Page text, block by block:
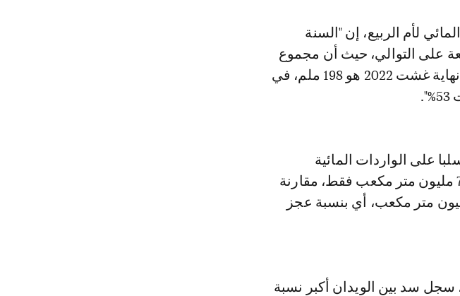
لأم الربيع، إن "السنة
الجافة الرابعة على التوالي، حيث أن مجموع
التساقطات المسجلة بحوض أم الربيع إلى غاية نهاية غشت 2022 هو 198 ملم، في
الواردات المائية
بالحوض، حیت بلغ حجم الواردات هذه السنة 773 مليون متر مكعب فقط، مقارنة
السنوي الذي يقدرر بحوالي 3054 مليون متر مكعب، أي بنسبة عجز
سد بين الويدان أكبر نسبة